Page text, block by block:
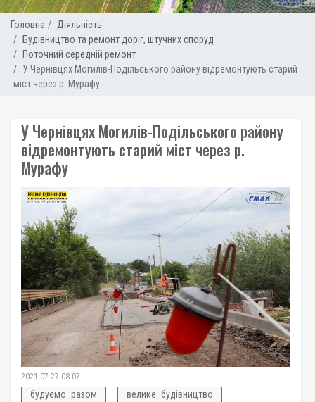
Головна
Діяльність
Будівництво та ремонт доріг, штучних споруд
Поточний середній ремонт
У Чернівцях Могилів-Подільського району відремонтують старий
міст через р. Мурафу
У Чернівцях Могилів-Подільського району
відремонтують старий міст через р.
Мурафу
2021-07-27 08:07
будуємо_разом велике_будівництво